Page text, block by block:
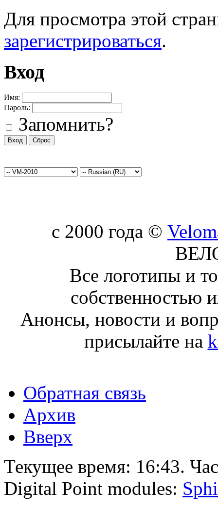
Для просмотра этой
зарегистрироваться.
Вход
Имя:
Пароль:
Запомнить?
c 2000 года ©
Все логотипы и
собственностью
Анонсы, новости и
присылайте на
Обратная связь
Архив
Вверх
Текущее время: 16:43.
Digital Point modules: